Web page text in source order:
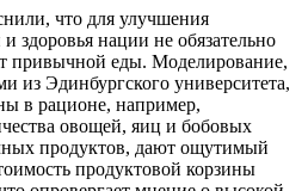
что для улучшения
здоровья нации не обязательно
привычной еды. Моделирование,
из Эдинбургского университета,
в рационе, например,
овощей, яиц и бобовых
продуктов, дают ощутимый
продуктовой корзины